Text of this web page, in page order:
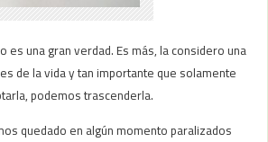
es una gran verdad. Es más, la considero una
de la vida y tan importante que solamente
podemos trascenderla.
quedado en algún momento paralizados